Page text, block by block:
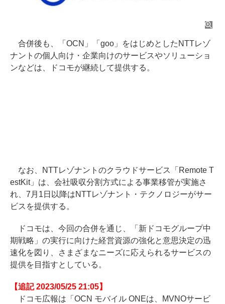
合併後も、「OCN」「goo」をはじめとしたNTTレゾ
ナントの個人向け・企業向けのサービスやソリューショ
ンなどは、ドコモが継続して提供する。
なお、NTTレゾナントのクラウドサービス「Remote T
estKit」は、会社吸収分割方式による事業移管が実施さ
れ、7月1日以降はNTTレゾナント・テクノロジーがサー
ビスを提供する。
ドコモは、今回の合併を通じ、「新ドコモグループ中
期戦略」の実行に向けた経営資源の強化と意思決定の迅
速化を図り、さまざまなニーズに応えられるサービスの
提供を目指すとしている。
【追記 2023/05/25 21:05】
ドコモ広報は「OCN モバイル ONEは、MVNOサービ